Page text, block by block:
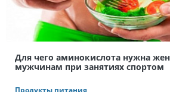
Для чего аминокислота нужна
мужчинам при занятиях спортом